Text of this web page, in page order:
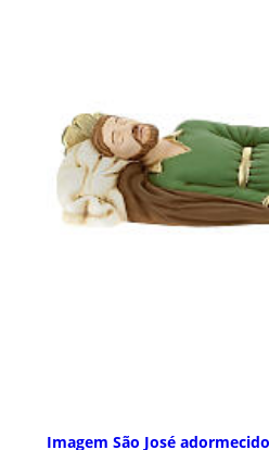
Imagem São José